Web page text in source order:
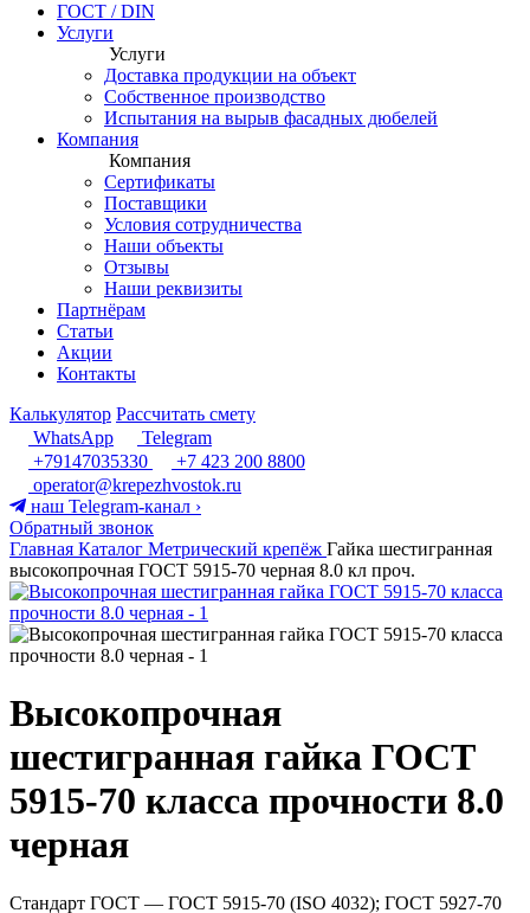
ГОСТ / DIN
Услуги
Услуги
Доставка продукции на объект
Собственное производство
Испытания на вырыв фасадных дюбелей
Компания
Компания
Сертификаты
Поставщики
Условия сотрудничества
Наши объекты
Отзывы
Наши реквизиты
Партнёрам
Статьи
Акции
Контакты
Калькулятор Рассчитать смету
WhatsApp
Telegram
+79147035330
+7 423 200 8800
operator@krepezhvostok.ru
наш Telegram-канал ›
Обратный звонок
Главная Каталог Метрический крепёж Гайка шестигранная
высокопрочная ГОСТ 5915-70 черная 8.0 кл проч.
Высокопрочная
шестигранная гайка ГОСТ
5915-70 класса прочности 8.0
черная
Стандарт ГОСТ — ГОСТ 5915-70 (ISO 4032); ГОСТ 5927-70